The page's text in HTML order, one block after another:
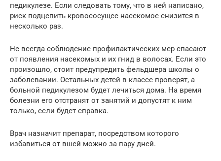
педикулезе. Если следовать тому, что в ней написано,
риск подцепить кровососущее насекомое снизится в
несколько раз.
Не всегда соблюдение профилактических мер спасают
от появления насекомых и их гнид в волосах. Если это
произошло, стоит предупредить фельдшера школы о
заболевании. Остальных детей в классе проверят, а
больной педикулезом будет лечиться дома. На время
болезни его отстранят от занятий и допустят к ним
только, если будет справка.
Врач назначит препарат, посредством которого
избавиться от вшей можно за пару дней.